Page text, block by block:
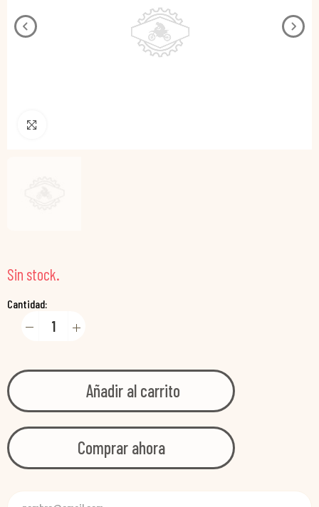
Sin stock.
Cantidad:
Añadir al carrito
Comprar ahora